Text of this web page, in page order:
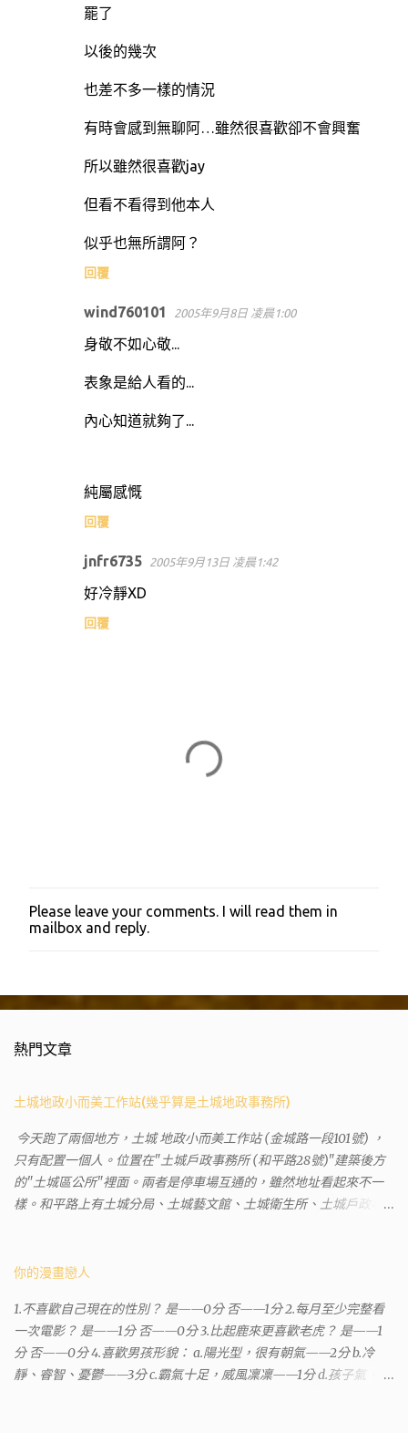
罷了
以後的幾次
也差不多一樣的情況
有時會感到無聊阿…雖然很喜歡卻不會興奮
所以雖然很喜歡jay
但看不看得到他本人
似乎也無所謂阿？
回覆
wind760101 2005年9月8日 凌晨1:00
身敬不如心敬...
表象是給人看的...
內心知道就夠了...
純屬感慨
回覆
jnfr6735 2005年9月13日 凌晨1:42
好冷靜XD
回覆
張
Please leave your comments. I will read them in
mailbox and reply.
熱門文章
土城地政小而美工作站(幾乎算是土城地政事務所)
今天跑了兩個地方，土城 地政小而美工作站 (金城路一段101號) ，
只有配置一個人。位置在"土城戶政事務所 (和平路28號)"建築後方
的"土城區公所"裡面。兩者是停車場互通的，雖然地址看起來不一
樣。和平路上有土城分局、土城藝文館、土城衛生所、土城戶政事
沒有正式的地政事務所，只有地政小而美工作站 ，也已經能處理大
到以後還真嚇了一跳，這一看就有問題。要是我拿著那不被承認、
有問題的幽靈合約恐怕還調不到資源。但我不知道審判時法官會不
會去調閱這些資料。因為沒把握每個法官或檢察官都公正細心，在
案牘勞形中，會願意為了這種小人物受害案件去挖出更大的黑幕。
你的漫畫戀人
1.不喜歡自己現在的性別？ 是——0分 否——1分 2.每月至少完整看
一次電影？ 是——1分 否——0分 3.比起鹿來更喜歡老虎？ 是——1
分 否——0分 4.喜歡男孩形貌： a.陽光型，很有朝氣——2分 b.冷
靜、睿智、憂鬱——3分 c.霸氣十足，威風凜凜——1分 d.孩子氣，十